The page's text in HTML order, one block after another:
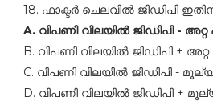
18. ഫാക്ടര്‍ ചെലവില്‍ ജിഡിപി
A. വിപണി വിലയില്‍ ജിഡിപി -
B. വിപണി വിലയില്‍ ജിഡിപി +
C. വിപണി വിലയില്‍ ജിഡിപി -
D. വിപണി വിലയില്‍ ജിഡിപി +